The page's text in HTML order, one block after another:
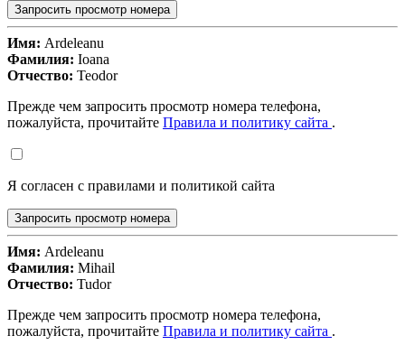
Запросить просмотр номера
Имя: Ardeleanu
Фамилия: Ioana
Отчество: Teodor
Прежде чем запросить просмотр номера телефона,
пожалуйста, прочитайте Правила и политику сайта .
Я согласен с правилами и политикой сайта
Запросить просмотр номера
Имя: Ardeleanu
Фамилия: Mihail
Отчество: Tudor
Прежде чем запросить просмотр номера телефона,
пожалуйста, прочитайте Правила и политику сайта .